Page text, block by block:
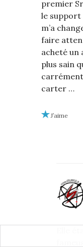
premier
le
m’a
faire
acheté un
plus sain
carter …
J’aime
Elle